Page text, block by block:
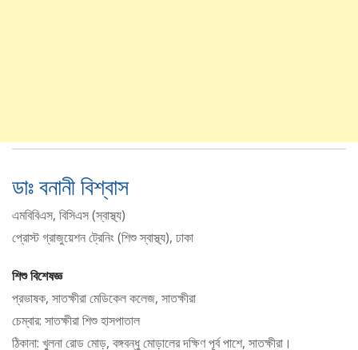
ডাঃ বনানী বিশ্বাস
এমবিবিএস, বিসিএস (স্বাস্থ্য)
প্রোস্ট গ্রাজুয়েশন ট্রেনিং (শিশু স্বাস্থ্য), ঢাকা
শিশু বিশেষজ্ঞ
প্রভাষক, সাতক্ষীরা মেডিকেল কলেজ, সাতক্ষীরা
চেম্বার: সাতক্ষীরা শিশু হাসপাতাল
ঠিকানা: খুলনা রোড মোড়, বঙ্গবন্ধু মোড়ালের দক্ষিণ পূর্ব পাশে, সাতক্ষীরা।